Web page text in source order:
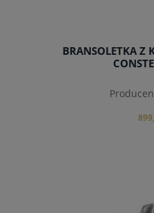
BRANSOLETKA Z
do